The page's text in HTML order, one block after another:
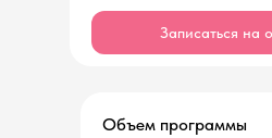
Записаться на
Объем программы